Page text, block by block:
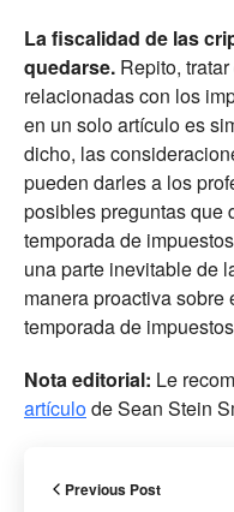
La fiscalidad de las
quedarse. Repito,
relacionadas con los
en un solo artículo es
dicho, las
pueden darles a los
posibles preguntas que
temporada de
una parte inevitable de
manera proactiva sobre
temporada de
Nota editorial: Le
artículode Sean Stein
Previous Post